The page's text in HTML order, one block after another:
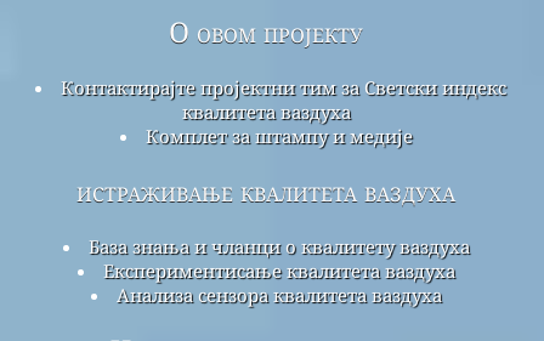
О овом пројекту
Контактирајте пројектни тим за Светски индекс
квалитета ваздуха
Комплет за штампу и медије
истраживање квалитета ваздуха
База знања и чланци о квалитету ваздуха
Експериментисање квалитета ваздуха
Анализа сензора квалитета ваздуха